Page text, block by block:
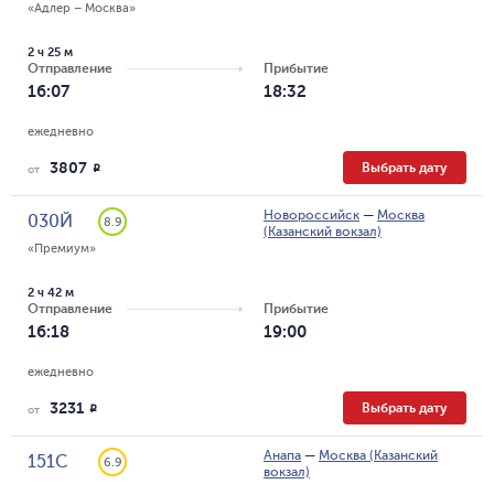
«Адлер – Москва»
Отправление
16:07
2 ч 25 м
Прибытие
18:32
ежедневно
от 3807 R Выбрать дату
030Й
8.9
«Премиум»
Новороссийск — Москва
(Казанский вокзал)
Отправление
16:18
2 ч 42 м
Прибытие
19:00
ежедневно
от 3231 R Выбрать дату
151С 6.9 Анапа — Москва (Казанский
вокзал)